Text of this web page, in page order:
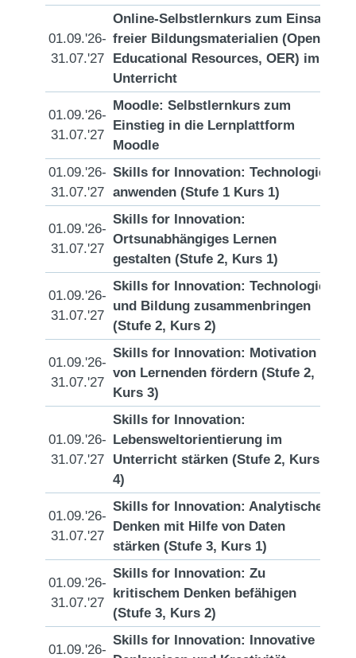
01.09.'26-
31.07.'27
Online-Selbstlernkurs zum Einsatz
freier Bildungsmaterialien (Open
Educational Resources, OER) im
Unterricht
01.09.'26-
31.07.'27
Moodle: Selbstlernkurs zum
Einstieg in die Lernplattform
Moodle
01.09.'26-
31.07.'27
Skills for Innovation: Technologien
anwenden (Stufe 1 Kurs 1)
01.09.'26-
31.07.'27
Skills for Innovation:
Ortsunabhängiges Lernen
gestalten (Stufe 2, Kurs 1)
01.09.'26-
31.07.'27
Skills for Innovation: Technologien
und Bildung zusammenbringen
(Stufe 2, Kurs 2)
01.09.'26-
31.07.'27
Skills for Innovation: Motivation
von Lernenden fördern (Stufe 2,
Kurs 3)
01.09.'26-
31.07.'27
Skills for Innovation:
Lebensweltorientierung im
Unterricht stärken (Stufe 2, Kurs
4)
01.09.'26-
31.07.'27
Skills for Innovation: Analytisches
Denken mit Hilfe von Daten
stärken (Stufe 3, Kurs 1)
01.09.'26-
31.07.'27
Skills for Innovation: Zu
kritischem Denken befähigen
(Stufe 3, Kurs 2)
01.09.'26-
Skills for Innovation: Innovative